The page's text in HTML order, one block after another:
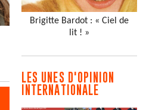
Brigitte Bardot : « Ciel de
lit ! »
LES UNES D'OPINION
INTERNATIONALE